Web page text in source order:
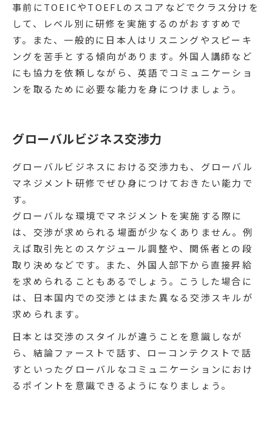
事前にTOEICやTOEFLのスコアなどでクラス分けを
して、レベル別に研修を実施するのがおすすめで
す。また、一般的に日本人はリスニングやスピーキ
ングを苦手とする傾向があります。外国人講師など
にも協力を依頼しながら、英語でコミュニケーショ
ンを取るために必要な能力を身につけましょう。
グローバルビジネス交渉力
グローバルビジネスにおける交渉力も、グローバル
マネジメント研修でぜひ身につけておきたい能力で
す。
グローバルな環境でマネジメントを実施する際に
は、交渉が求められる場面が少なくありません。例
えば取引先とのスケジュール調整や、関係者との段
取り決めなどです。また、外国人部下から直接昇給
を求められることもあるでしょう。こうした場合に
は、日本国内での交渉とはまた異なる交渉スキルが
求められます。
日本とは交渉のスタイルが違うことを意識しなが
ら、結論ファーストで話す、ローコンテクストで話
すといったグローバルなコミュニケーションにおけ
るポイントを意識できるようになりましょう。